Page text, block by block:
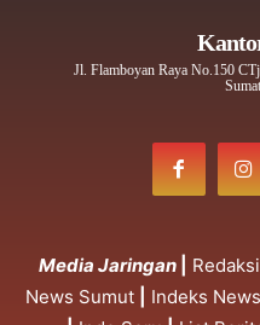
Jl. Flamboyan Raya No.150
Media Jaringan
News Sumut
Indeks